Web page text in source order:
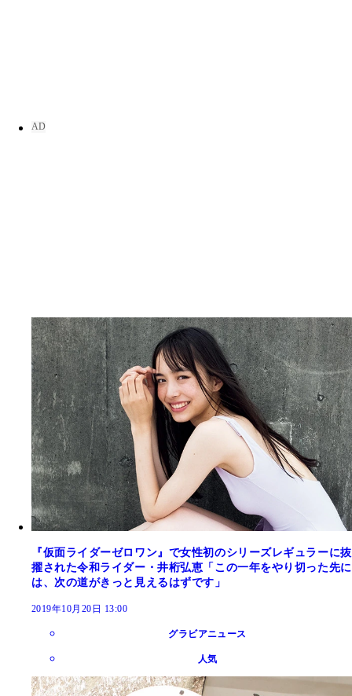
『仮面ライダーゼロワン』で女性初のシリーズレギュラーに抜
擢された令和ライダー・井桁弘恵「この一年をやり切った先に
は、次の道がきっと見えるはずです」
2019年10月20日 13:00
グラビアニュース
人気